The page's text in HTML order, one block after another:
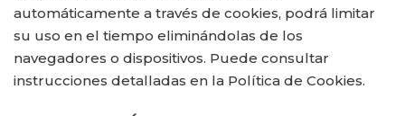
automáticamente a través de cookies, podrá limitar
su uso en el tiempo eliminándolas de los
navegadores o dispositivos. Puede consultar
instrucciones detalladas en la Política de Cookies.